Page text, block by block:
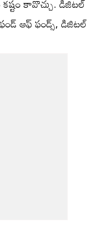
ఆఫ్‌ ఫండ్స్, డిజిటల్‌